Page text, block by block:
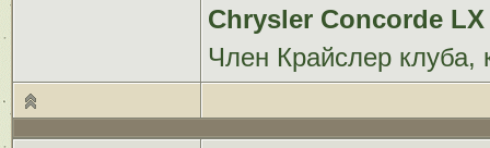
Chrysler Concorde LX
Член Крайслер клуба,